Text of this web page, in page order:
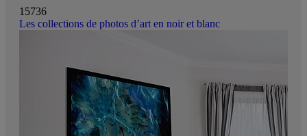
15736
Les collections de photos d’art en noir et blanc